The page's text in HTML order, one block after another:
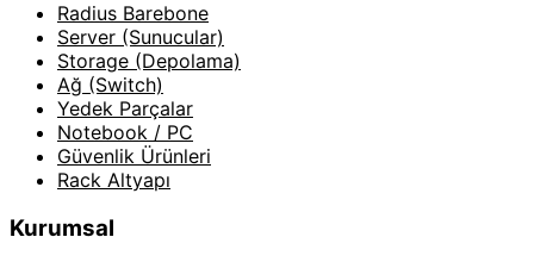
Radius Barebone
Server (Sunucular)
Storage (Depolama)
Ağ (Switch)
Yedek Parçalar
Notebook / PC
Güvenlik Ürünleri
Rack Altyapı
Kurumsal